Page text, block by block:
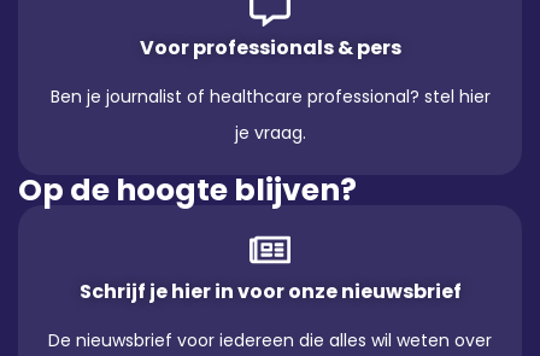
Voor professionals & pers
Ben je journalist of healthcare professional? stel hier
je vraag.
Op de hoogte blijven?
Schrijf je hier in voor onze nieuwsbrief
De nieuwsbrief voor iedereen die alles wil weten over